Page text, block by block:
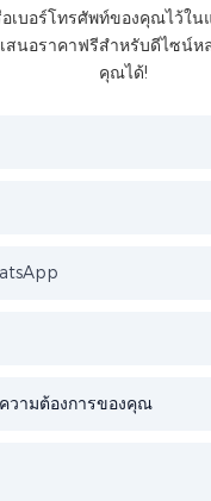
อเบอร์โทรศัพท์ของคุณไว้ใ
สนอราคาฟรีสำหรับดีไซน์ห
คุณได้!
วามต้องการของคุณ